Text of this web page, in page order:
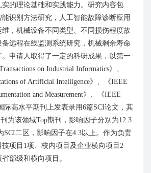
的理论基础和实践能力。研究内容包
识别方法研究，人工智能故障诊断应用
，机械设备不同类型、不同损伤程度故
远程在线监测系统研究，机械剩余寿命
申请人取得了一定的科研成果，以第一
on Industrial Informatics》、
of Artificial Intelligence》、《IEEE
and Measurement》、《IEEE
际高水平期刊上发表录用6篇SCI论文，其
为该领域Top期刊，影响因子分别为12.3
SCI 二区，影响因子在4.3以上。作为负责
项目 1 项、校内项目及企业横向项目 2
部级和横向项目。